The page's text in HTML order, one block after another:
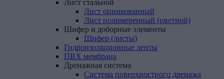
Лист стальной
Лист оцинкованный
Лист полимеренный (цветной)
Шифер и доборные элементы
Шифер (листы)
Гидроизоляционные ленты
ПВХ мембрана
Дренажная система
Система поверхностного дренажа